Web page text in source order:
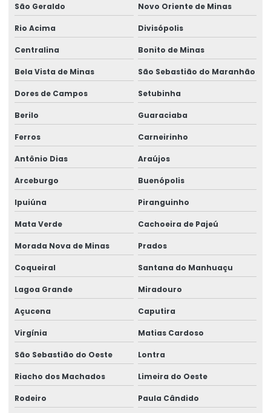
São Geraldo Novo Oriente de Minas
Rio Acima Divisópolis
Centralina Bonito de Minas
Bela Vista de Minas São Sebastião do Maranhão
Dores de Campos Setubinha
Berilo Guaraciaba
Ferros Carneirinho
Antônio Dias Araújos
Arceburgo Buenópolis
Ipuiúna Piranguinho
Mata Verde Cachoeira de Pajeú
Morada Nova de Minas Prados
Coqueiral Santana do Manhuaçu
Lagoa Grande Miradouro
Açucena Caputira
Virgínia Matias Cardoso
São Sebastião do Oeste Lontra
Riacho dos Machados Limeira do Oeste
Rodeiro Paula Cândido